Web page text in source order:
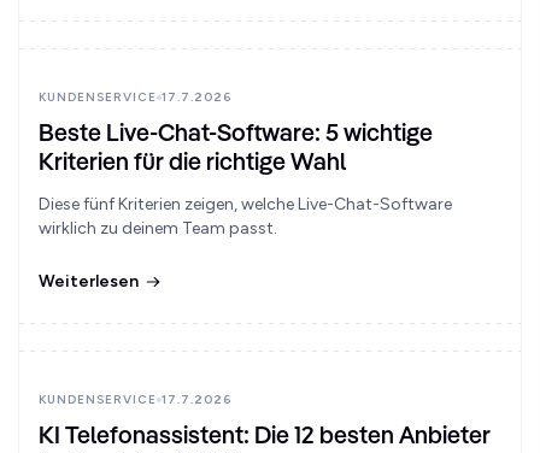
KUNDENSERVICE 17.7.2026
Beste Live-Chat-Software: 5 wichtige
Kriterien für die richtige Wahl
Diese fünf Kriterien zeigen, welche Live-Chat-Software
wirklich zu deinem Team passt.
Weiterlesen
KUNDENSERVICE 17.7.2026
KI Telefonassistent: Die 12 besten Anbieter